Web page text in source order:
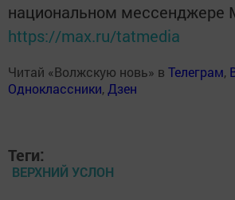
национальном мессенджере
https://max.ru/tatmedia
Читай «Волжскую новь» в Телеграм,
Одноклассники,Дзен
Теги:
ВЕРХНИЙ УСЛОН